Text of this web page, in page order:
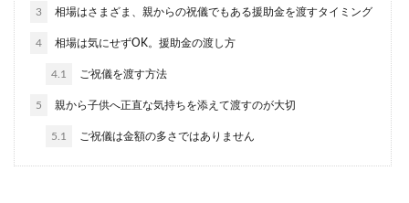
か？自分の両親のほうが近くに住んでいる、なか
結婚式の余興を盛り上げるムービーで
メッセージを伝えるには
3 相場はさまざま、親からの祝儀でもある援助金を渡すタイミング
4 相場は気にせずOK。援助金の渡し方
4.1 ご祝儀を渡す方法
5 親から子供へ正直な気持ちを添えて渡すのが大切
5.1 ご祝儀は金額の多さではありません